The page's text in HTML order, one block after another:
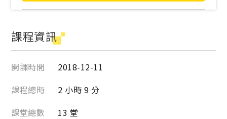
課程資訊
開課時間
2018-12-11
課程總時
2 小時 9 分
課堂總數
13 堂